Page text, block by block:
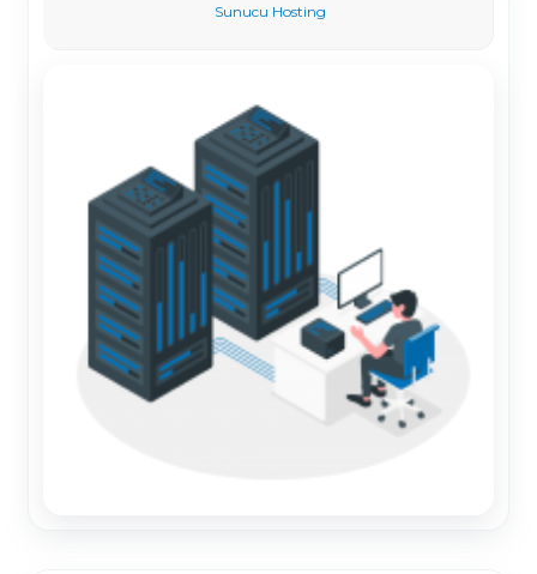
Sunucu Hosting